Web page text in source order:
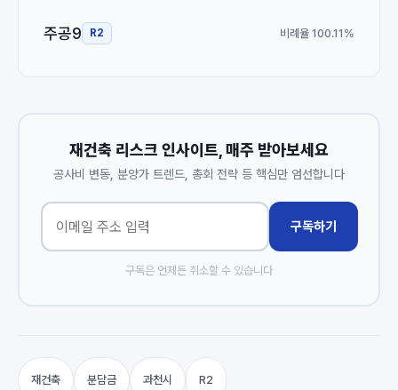
주공9 R2 비례율 100.11%
재건축 리스크 인사이트, 매주 받아보세요
공사비 변동, 분양가 트렌드, 총회 전략 등 핵심만 엄선합니다
구독하기
구독은 언제든 취소할 수 있습니다
재건축 분담금 과천시 R2